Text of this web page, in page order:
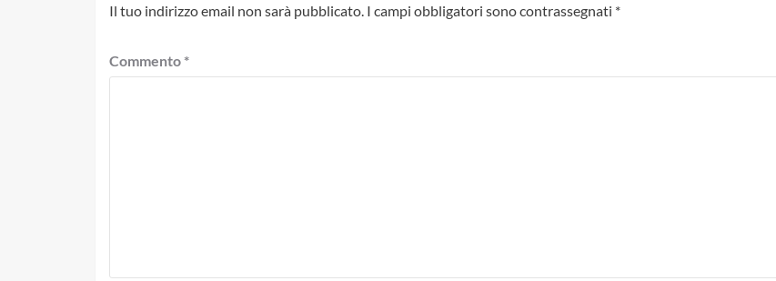
Il tuo indirizzo email non sarà pubblicato. I campi obbligatori sono contrassegnati *
Commento *